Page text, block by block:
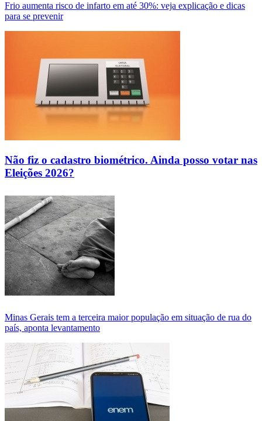
Frio aumenta risco de infarto em até 30%: veja explicação e dicas
para se prevenir
Não fiz o cadastro biométrico. Ainda posso votar nas
Eleições 2026?
Minas Gerais tem a terceira maior população em situação de rua do
país, aponta levantamento